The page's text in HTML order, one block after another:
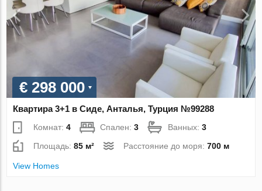
€ 298 000
Квартира 3+1 в Сиде, Анталья, Турция №99288
Комнат:4 Спален:3 Ванных:3
Площадь:85 м² Расстояние до моря:700 м
View Homes